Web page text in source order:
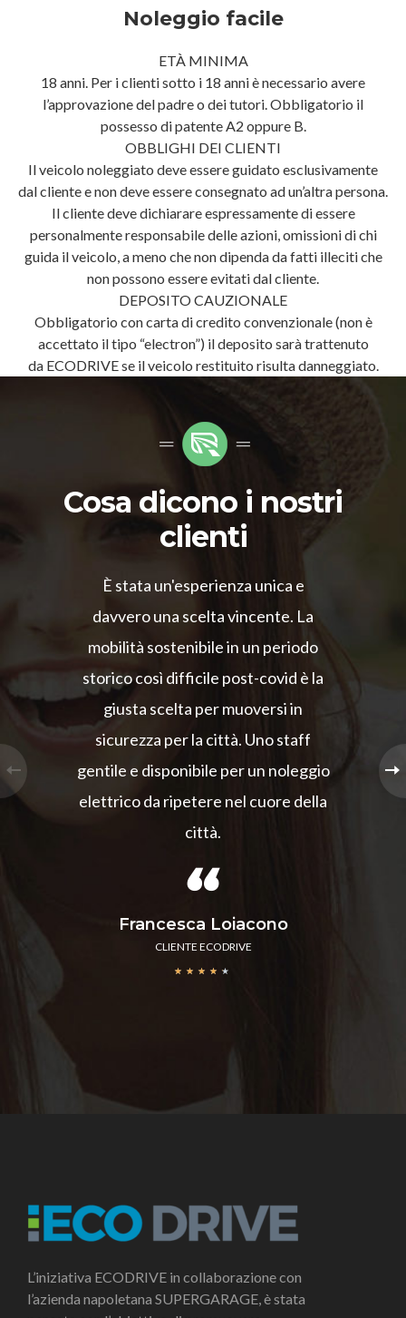
Noleggio facile
ETÀ MINIMA
18 anni. Per i clienti sotto i 18 anni è necessario avere
l’approvazione del padre o dei tutori. Obbligatorio il
possesso di patente A2 oppure B.
OBBLIGHI DEI CLIENTI
Il veicolo noleggiato deve essere guidato esclusivamente
dal cliente e non deve essere consegnato ad un’altra persona.
Il cliente deve dichiarare espressamente di essere
personalmente responsabile delle azioni, omissioni di chi
guida il veicolo, a meno che non dipenda da fatti illeciti che
non possono essere evitati dal cliente.
DEPOSITO CAUZIONALE
Obbligatorio con carta di credito convenzionale (non è
accettato il tipo “electron”) il deposito sarà trattenuto
da ECODRIVE se il veicolo restituito risulta danneggiato.
Cosa dicono i nostri
clienti
È stata un'esperienza unica e
davvero una scelta vincente. La
mobilità sostenibile in un periodo
storico così difficile post-covid è la
giusta scelta per muoversi in
sicurezza per la città. Uno staff
gentile e disponibile per un noleggio
elettrico da ripetere nel cuore della
città.
Francesca Loiacono
CLIENTE ECODRIVE
★ ★ ★ ★ ★
L’iniziativa ECODRIVE in collaborazione con
l’azienda napoletana SUPERGARAGE, è stata